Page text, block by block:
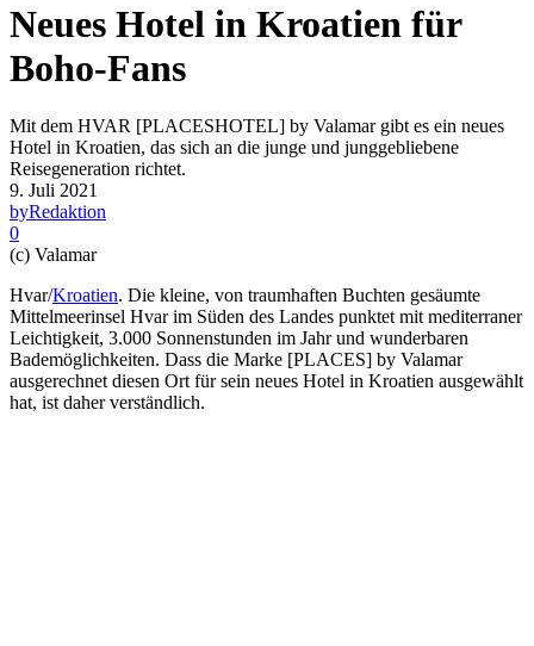
Neues Hotel in Kroatien für
Boho-Fans
Mit dem HVAR [PLACESHOTEL] by Valamar gibt es ein neues
Hotel in Kroatien, das sich an die junge und junggebliebene
Reisegeneration richtet.
9. Juli 2021
byRedaktion
0
(c) Valamar
Hvar/Kroatien. Die kleine, von traumhaften Buchten gesäumte
Mittelmeerinsel Hvar im Süden des Landes punktet mit mediterraner
Leichtigkeit, 3.000 Sonnenstunden im Jahr und wunderbaren
Bademöglichkeiten. Dass die Marke [PLACES] by Valamar
ausgerechnet diesen Ort für sein neues Hotel in Kroatien ausgewählt
hat, ist daher verständlich.